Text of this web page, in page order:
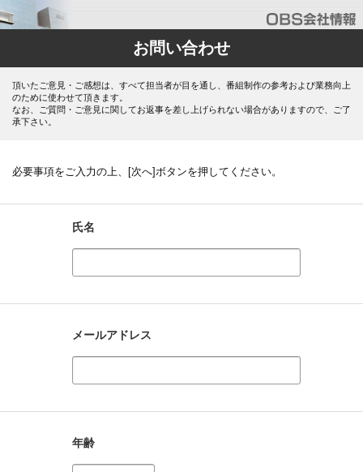
お問い合わせ
頂いたご意見・ご感想は、すべて担当者が目を通し、番組制作の参考および業務向上
のために使わせて頂きます。
なお、ご質問・ご意見に関してお返事を差し上げられない場合がありますので、ご了
承下さい。
必要事項をご入力の上、[次へ]ボタンを押してください。
氏名
メールアドレス
年齢